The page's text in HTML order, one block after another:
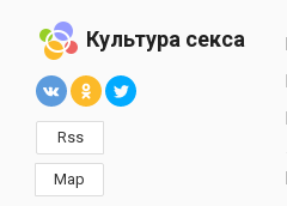
Культура секса
Rss
Map